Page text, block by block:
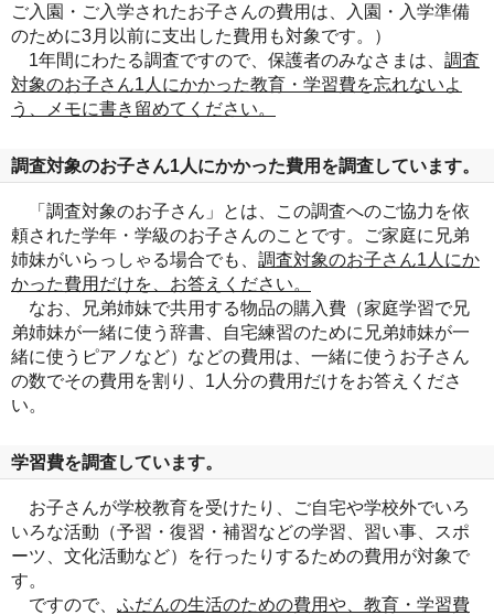
ご入園・ご入学されたお子さんの費用は、入園・入学準備
のために3月以前に支出した費用も対象です。）
1年間にわたる調査ですので、保護者のみなさまは、 調査
対象のお子さん1人にかかった教育・学習費を忘れないよ
う、メモに書き留めてください。
調査対象のお子さん1人にかかった費用を調査しています。
「調査対象のお子さん」とは、この調査へのご協力を依
頼された学年・学級のお子さんのことです。ご家庭に兄弟
姉妹がいらっしゃる場合でも、 調査対象のお子さん1人にか
かった費用だけを、お答えください。
なお、兄弟姉妹で共用する物品の購入費（家庭学習で兄
弟姉妹が一緒に使う辞書、自宅練習のために兄弟姉妹が一
緒に使うピアノなど）などの費用は、一緒に使うお子さん
の数でその費用を割り、1人分の費用だけをお答えくださ
い。
学習費を調査しています。
お子さんが学校教育を受けたり、ご自宅や学校外でいろ
いろな活動（予習・復習・補習などの学習、習い事、スポ
ーツ、文化活動など）を行ったりするための費用が対象で
す。
ですので、 ふだんの生活のための費用や、教育・学習費